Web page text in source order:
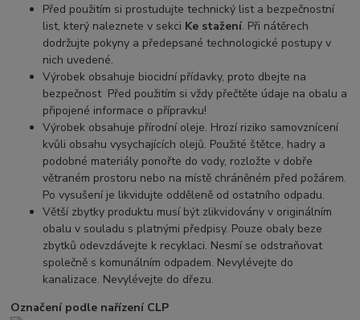
Před použitím si prostudujte technický list a bezpečnostní
list, který naleznete v sekci Ke stažení. Při nátěrech
dodržujte pokyny a předepsané technologické postupy v
nich uvedené.
Výrobek obsahuje biocidní přídavky, proto dbejte na
bezpečnost Před použitím si vždy přečtěte údaje na obalu a
připojené informace o přípravku!
Výrobek obsahuje přírodní oleje. Hrozí riziko samovznícení
kvůli obsahu vysychajících olejů. Použité štětce, hadry a
podobné materiály ponořte do vody, rozložte v dobře
větraném prostoru nebo na místě chráněném před požárem.
Po vysušení je likvidujte odděleně od ostatního odpadu.
Větší zbytky produktu musí být zlikvidovány v originálním
obalu v souladu s platnými předpisy. Pouze obaly beze
zbytků odevzdávejte k recyklaci. Nesmí se odstraňovat
společně s komunálním odpadem. Nevylévejte do
kanalizace. Nevylévejte do dřezu.
Označení podle nařízení CLP